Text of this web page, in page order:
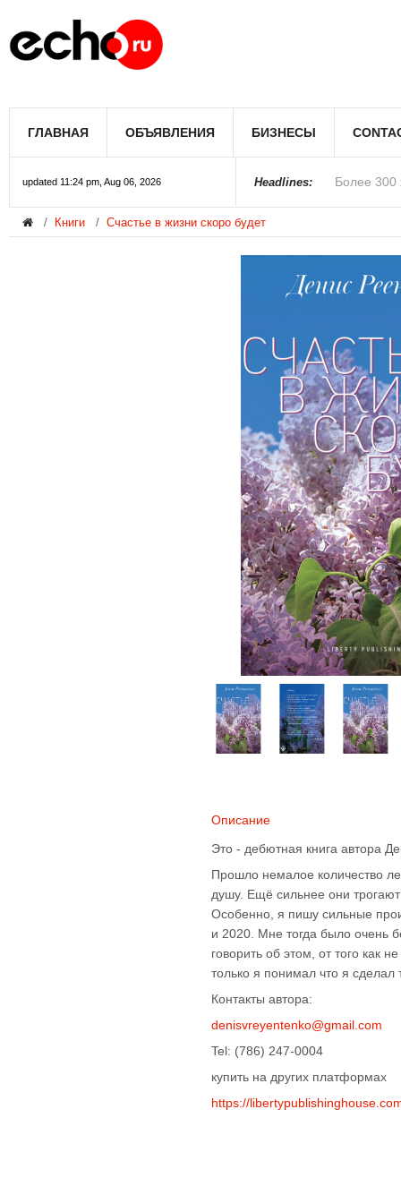
ГЛАВНАЯ ОБЪЯВЛЕНИЯ БИЗНЕСЫ
updated 11:24 pm, Aug 06, 2026 Headlines:
Мэрию
Более 300
В округе
Фермеры
В Лас-
Раскрыты
Ариана
Стало
В Госдуме
Книги Счастье в жизни скоро будет
Описание
Это - дебютная книга автора
Прошло немалое количество
душу. Ещё сильнее они
Особенно, я пишу сильные
и 2020. Мне тогда было очень
говорить об этом, от того как
только я понимал что я сделал
Контакты автора:
denisvreyentenko@gmail.com
Tel: (786) 247-0004
купить на других платформах
https://